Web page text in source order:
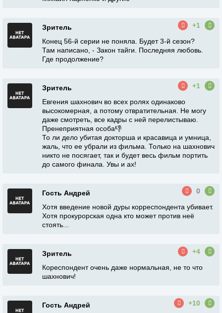
Зритель
+1
Конец 56-й серии не поняла. Будет 3-й сезон?
Там написано, - Закон тайги. Последняя любовь.
Где продолжение?
Зритель
+1
Евгения шахнович во всех ролях одинаково
высокомерная, а потому отвратительная. Не могу
даже смотреть, все кадры с ней перелистываю.
Пренеприятная особа👎
То ли дело убитая докторша и красавица и умница,
жаль, что ее убрали из фильма. Только на шахнович
никто не посягает, так и будет весь фильм портить
до самого финала. Увы и ах!
Гость Андрей
0
Хотя введение новой дуры корреспондента убивает.
Хотя прокурорская одна кто может против неё
стоять...
Зритель
+4
Кореспондент очень даже нормальная, не то что
шахнович!
Гость Андрей +10